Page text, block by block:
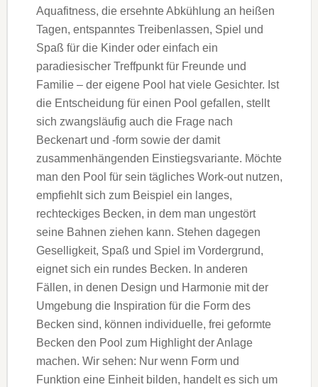
Aquafitness, die ersehnte Abkühlung an heißen
Tagen, entspanntes Treibenlassen, Spiel und
Spaß für die Kinder oder einfach ein
paradiesischer Treffpunkt für Freunde und
Familie – der eigene Pool hat viele Gesichter. Ist
die Entscheidung für einen Pool gefallen, stellt
sich zwangsläufig auch die Frage nach
Beckenart und -form sowie der damit
zusammenhängenden Einstiegsvariante. Möchte
man den Pool für sein tägliches Work-out nutzen,
empfiehlt sich zum Beispiel ein langes,
rechteckiges Becken, in dem man ungestört
seine Bahnen ziehen kann. Stehen dagegen
Geselligkeit, Spaß und Spiel im Vordergrund,
eignet sich ein rundes Becken. In anderen
Fällen, in denen Design und Harmonie mit der
Umgebung die Inspiration für die Form des
Becken sind, können individuelle, frei geformte
Becken den Pool zum Highlight der Anlage
machen. Wir sehen: Nur wenn Form und
Funktion eine Einheit bilden, handelt es sich um